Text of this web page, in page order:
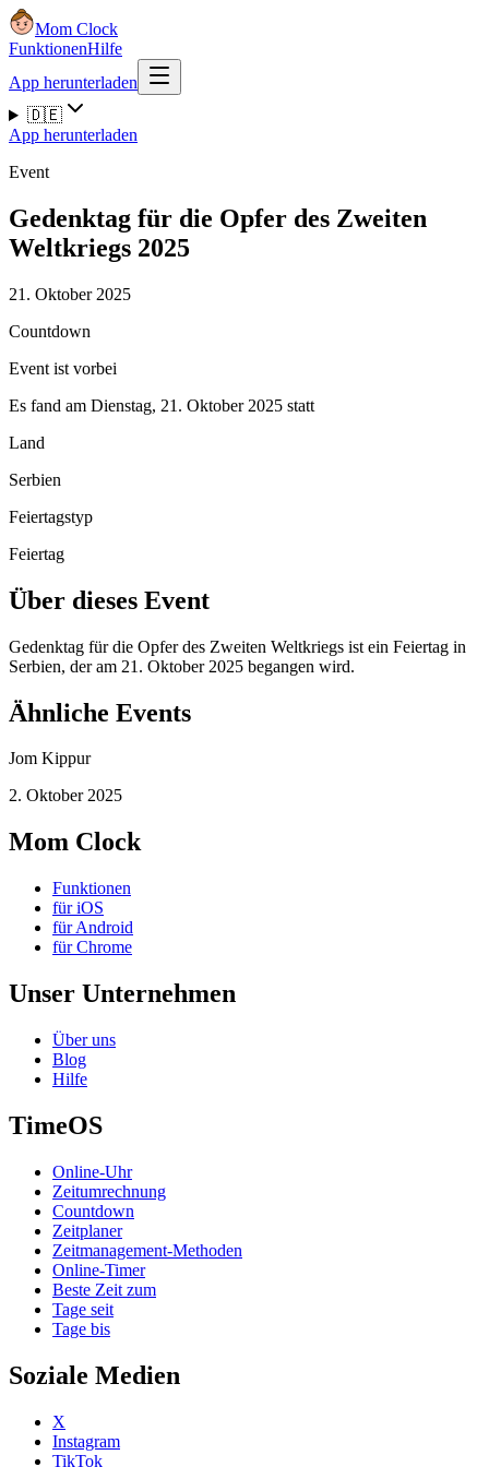
Mom Clock
FunktionenHilfe
App herunterladen
🇩🇪
App herunterladen
Event
Gedenktag für die Opfer des Zweiten
Weltkriegs 2025
21. Oktober 2025
Countdown
Event ist vorbei
Es fand am Dienstag, 21. Oktober 2025 statt
Land
Serbien
Feiertagstyp
Feiertag
Über dieses Event
Gedenktag für die Opfer des Zweiten Weltkriegs ist ein Feiertag in
Serbien, der am 21. Oktober 2025 begangen wird.
Ähnliche Events
Jom Kippur
2. Oktober 2025
Mom Clock
Funktionen
für iOS
für Android
für Chrome
Unser Unternehmen
Über uns
Blog
Hilfe
TimeOS
Online-Uhr
Zeitumrechnung
Countdown
Zeitplaner
Zeitmanagement-Methoden
Online-Timer
Beste Zeit zum
Tage seit
Tage bis
Soziale Medien
X
Instagram
TikTok